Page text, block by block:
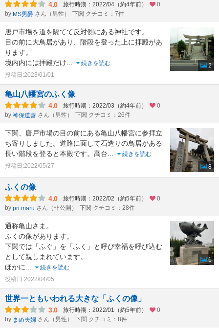
4.0 旅行時期：2022/04（約4年前）
0
by MS男爵 さん（男性） 下関 クチコミ：7件
唐戸市場を道を隔てて反対側にある神社です。
目の前に大鳥居があり、階段を登った上に拝殿があ
ります。
境内内には拝殿だけ
続きを読む
投稿日:2023/01/01
2
亀山八幡宮のふく像
4.0 旅行時期：2022/03（約4年前）
0
by 神保道善 さん（男性） 下関 クチコミ：26件
下関、唐戸市場の目の前にある亀山八幡宮に参拝立
ち寄りしました。道路に面して石造りの鳥居がある
長い階段を登ると本殿です。高台
続きを読む
投稿日:2022/05/27
8
ふくの像
4.0 旅行時期：2022/02（約5年前）
0
by pri maru さん（非公開） 下関 クチコミ：28件
通称亀山さま。
ふくの像があります。
下関では「ふぐ」を「ふく」と呼び幸福を呼び込む
として親しまれています。
ほかに
続きを読む
投稿日:2022/04/05
1
世界一ともいわれる大きな「ふくの像」
3.0 旅行時期：2022/01（約5年前）
0
by まめ夫婦 さん（男性） 下関 クチコミ：8件